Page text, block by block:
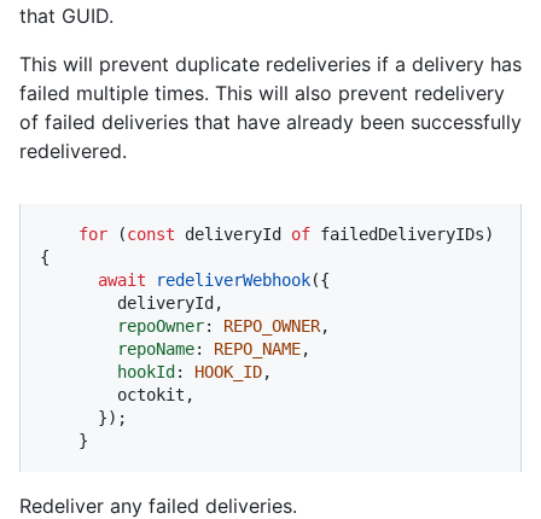
that GUID.
This will prevent duplicate redeliveries if a delivery has
failed multiple times. This will also prevent redelivery
of failed deliveries that have already been successfully
redelivered.
for (const deliveryId of failedDeliveryIDs)
{
await
redeliverWebhook({
repoOwner: REPO_OWNER,
repoName: REPO_NAME,
hookId : HOOK_ID,
    }
Redeliver any failed deliveries.